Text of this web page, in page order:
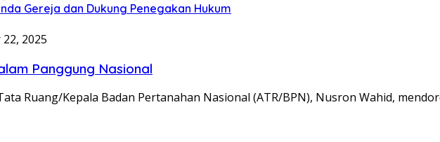
Gereja dan Dukung Penegakan Hukum
2025
Panggung Nasional
Ruang/Kepala Badan Pertanahan Nasional (ATR/BPN), Nusron Wahid,